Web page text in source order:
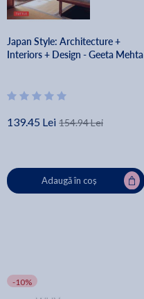
Japan Style: Architecture +
Interiors + Design - Geeta Mehta
139.45 Lei 154.94 Lei
Adaugă în coș
-10%